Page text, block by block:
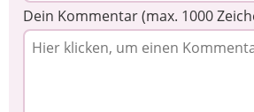
Dein Kommentar (max. 1000